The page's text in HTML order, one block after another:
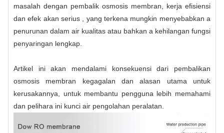
masalah dengan pembalik osmosis membran, kerja efisiensi
dan efek akan serius , yang terkena mungkin menyebabkan a
penurunan dalam air kualitas atau bahkan a kehilangan fungsi
penyaringan lengkap.
Artikel ini akan mendalami konsekuensi dari pembalikan
osmosis membran kegagalan dan alasan utama untuk
kerusakannya, untuk membantu pengguna lebih memahami
dan pelihara ini kunci air pengolahan peralatan.